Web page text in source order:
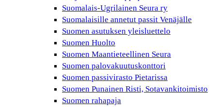
Suomalais-Ugrilainen Seura ry
Suomalaisille annetut passit Venäjälle
Suomen asutuksen yleisluettelo
Suomen Huolto
Suomen Maantieteellinen Seura
Suomen palovakuutuskonttori
Suomen passivirasto Pietarissa
Suomen Punainen Risti, Sotavankitoimisto
Suomen rahapaja